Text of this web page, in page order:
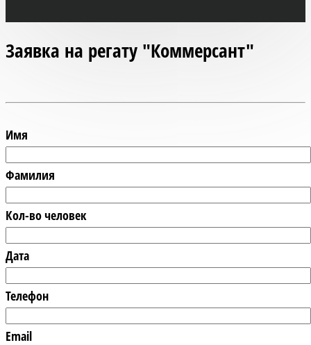
Заявка на регату "Коммерсант"
Имя
Фамилия
Кол-во человек
Дата
Телефон
Email